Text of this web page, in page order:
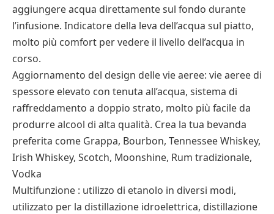
aggiungere acqua direttamente sul fondo durante
l’infusione. Indicatore della leva dell’acqua sul piatto,
molto più comfort per vedere il livello dell’acqua in
corso.
Aggiornamento del design delle vie aeree: vie aeree di
spessore elevato con tenuta all’acqua, sistema di
raffreddamento a doppio strato, molto più facile da
produrre alcool di alta qualità. Crea la tua bevanda
preferita come Grappa, Bourbon, Tennessee Whiskey,
Irish Whiskey, Scotch, Moonshine, Rum tradizionale,
Vodka
Multifunzione : utilizzo di etanolo in diversi modi,
utilizzato per la distillazione idroelettrica, distillazione